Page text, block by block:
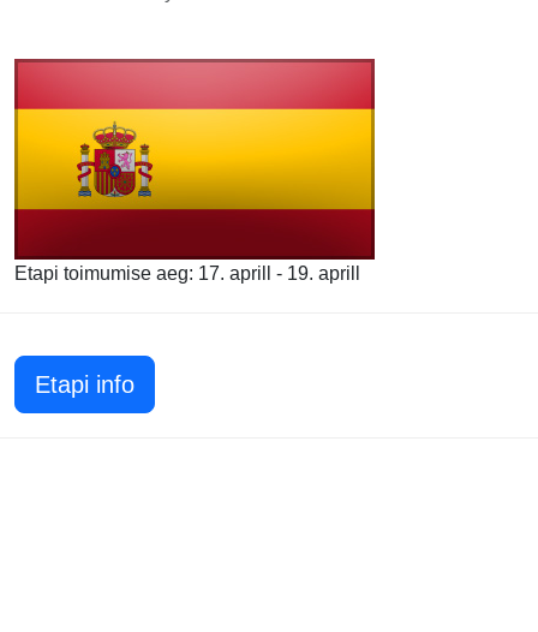
Etapi toimumise aeg: 17. aprill - 19. aprill
Etapi info